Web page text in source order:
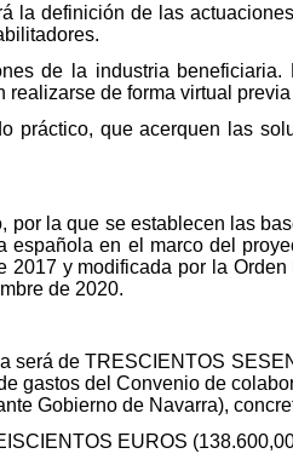
la definición de las
de la industria
de forma virtual
práctico, que acerquen las
por la que se establecen las
española en el marco del
2017 y modificada por la
de 2020.
será de TRESCIENTOS
gastos del Convenio de
Gobierno de Navarra),
EUROS